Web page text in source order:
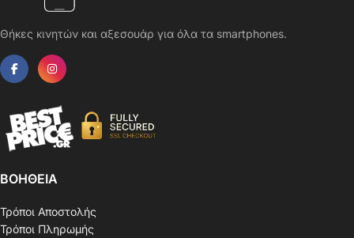
Θήκες κινητών και αξεσουάρ για όλα τα smartphones.
ΒΟΗΘΕΙΑ
Τρόποι Αποστολής
Τρόποι Πληρωμής